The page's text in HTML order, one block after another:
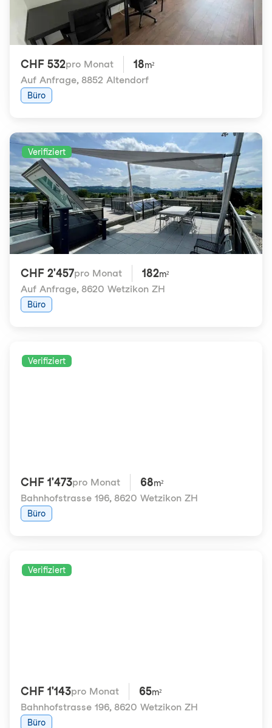
CHF 532pro Monat 18m²
Auf Anfrage, 8852 Altendorf
Büro
Verifiziert
CHF 2'457pro Monat 182m²
Auf Anfrage, 8620 Wetzikon ZH
Büro
Verifiziert
CHF 1'473pro Monat 68m²
Bahnhofstrasse 196, 8620 Wetzikon ZH
Büro
Verifiziert
CHF 1'143pro Monat 65m²
Bahnhofstrasse 196, 8620 Wetzikon ZH
Büro